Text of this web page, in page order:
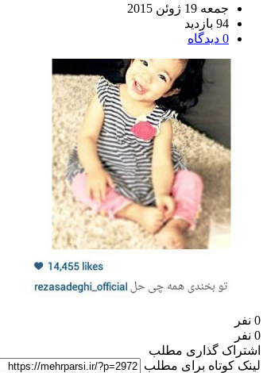
جمعه 19 ژوئن 2015
94 بازدید
0 دیدگاه
0 نفر
0 نفر
اشتراک گذاری مطلب
لینک کوتاه برای مطلب